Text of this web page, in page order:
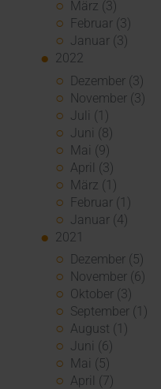
März (3)
Februar (3)
Januar (3)
2022
Dezember (3)
November (3)
Juli (1)
Juni (8)
Mai (9)
April (3)
März (1)
Februar (1)
Januar (4)
2021
Dezember (5)
November (6)
Oktober (3)
September (1)
August (1)
Juni (6)
Mai (5)
April (7)